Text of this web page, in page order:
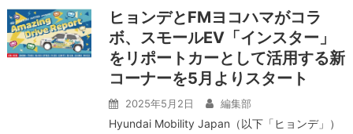
ヒョンデとFMヨコハマがコラ
ボ、スモールEV「インスター」
をリポートカーとして活用する新
コーナーを5月よりスタート
2025年5月2日 編集部
Hyundai Mobility Japan（以下「ヒョンデ」）